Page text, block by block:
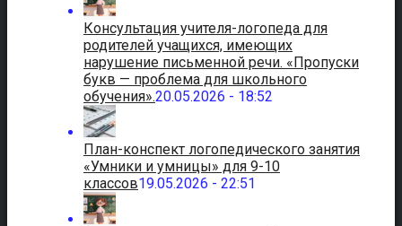
Консультация учителя-логопеда для
родителей учащихся, имеющих
нарушение письменной речи. «Пропуски
букв — проблема для школьного
обучения».20.05.2026 - 18:52
План-конспект логопедического занятия
«Умники и умницы» для 9-10
классов19.05.2026 - 22:51